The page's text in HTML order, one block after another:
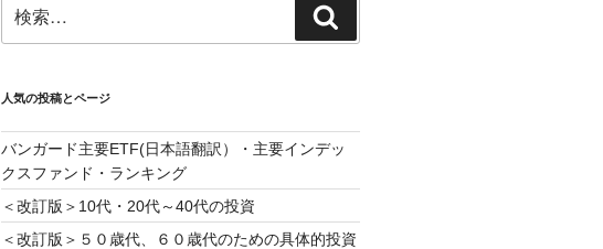
索:
索
人気の投稿とページ
バンガード主要ETF(日本語翻訳）・主要インデッ
クスファンド・ランキング
＜改訂版＞10代・20代～40代の投資
＜改訂版＞５０歳代、６０歳代のための具体的投資